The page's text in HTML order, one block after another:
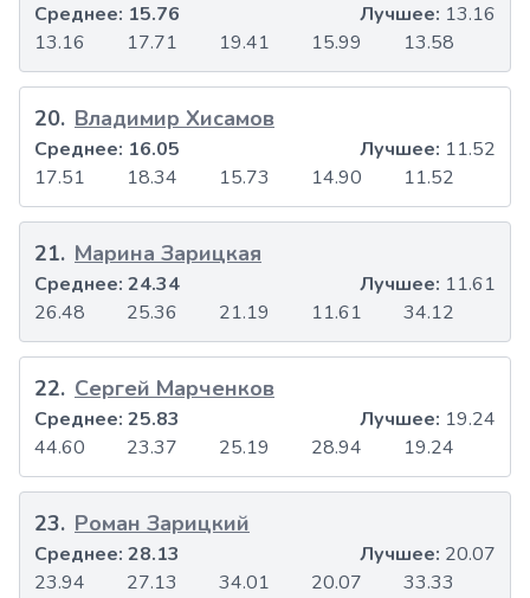
13.16 17.71 19.41 15.99 13.58
Среднее: 15.76 Лучшее: 13.16
20. Владимир Хисамов
17.51 18.34 15.73 14.90 11.52
Среднее: 16.05 Лучшее: 11.52
21. Марина Зарицкая
26.48 25.36 21.19 11.61 34.12
Среднее: 24.34 Лучшее: 11.61
22. Сергей Марченков
44.60 23.37 25.19 28.94 19.24
Среднее: 25.83 Лучшее: 19.24
23. Роман Зарицкий
23.94 27.13 34.01 20.07 33.33
Среднее: 28.13 Лучшее: 20.07